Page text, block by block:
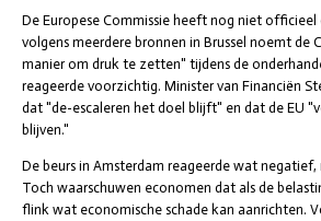
De Europese Commissie heeft nog niet officieel
volgens meerdere bronnen in Brussel noemt de
manier om druk te zetten" tijdens de
reageerde voorzichtig. Minister van Financiën
dat "de-escaleren het doel blijft" en dat de EU
blijven."
De beurs in Amsterdam reageerde wat
Toch waarschuwen economen dat als de
flink wat economische schade kan aanrichten.